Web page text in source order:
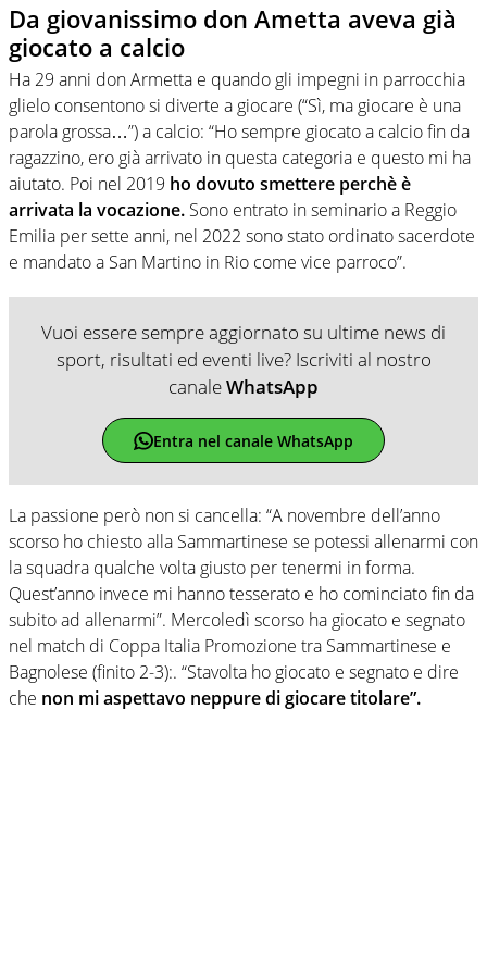
Da giovanissimo don Ametta aveva già
giocato a calcio
Ha 29 anni don Armetta e quando gli impegni in parrocchia
glielo consentono si diverte a giocare (“Sì, ma giocare è una
parola grossa…”) a calcio: “Ho sempre giocato a calcio fin da
ragazzino, ero già arrivato in questa categoria e questo mi ha
aiutato. Poi nel 2019 ho dovuto smettere perchè è
arrivata la vocazione. Sono entrato in seminario a Reggio
Emilia per sette anni, nel 2022 sono stato ordinato sacerdote
e mandato a San Martino in Rio come vice parroco”.
Vuoi essere sempre aggiornato su ultime news di
sport, risultati ed eventi live? Iscriviti al nostro
canaleWhatsApp
Entra nel canale WhatsApp
La passione però non si cancella: “A novembre dell’anno
scorso ho chiesto alla Sammartinese se potessi allenarmi con
la squadra qualche volta giusto per tenermi in forma.
Quest’anno invece mi hanno tesserato e ho cominciato fin da
subito ad allenarmi”. Mercoledì scorso ha giocato e segnato
nel match di Coppa Italia Promozione tra Sammartinese e
Bagnolese (finito 2-3):. “Stavolta ho giocato e segnato e dire
che non mi aspettavo neppure di giocare titolare”.